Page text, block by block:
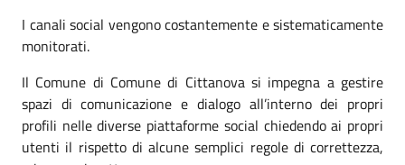
I canali social vengono costantemente e sistematicamente
monitorati.
Il Comune di Comune di Cittanova si impegna a gestire
spazi di comunicazione e dialogo all’interno dei propri
profili nelle diverse piattaforme social chiedendo ai propri
utenti il rispetto di alcune semplici regole di correttezza,